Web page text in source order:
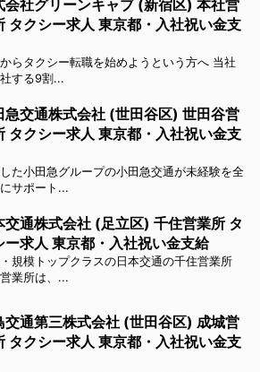
会社グリーンキャブ (新宿区) 本社営
タクシー求人 東京都・入社祝い金支
らタクシー転職を始めようという方へ 当社
する9割...
急交通株式会社 (世田谷区) 世田谷営
タクシー求人 東京都・入社祝い金支
た小田急グループの小田急交通が未経験を全
サポート...
交通株式会社 (足立区) 千住営業所 タ
ー求人 東京都・入社祝い金支給
規模トップクラスの日本交通の千住営業所
業所は、...
交通第三株式会社 (世田谷区) 成城営
タクシー求人 東京都・入社祝い金支